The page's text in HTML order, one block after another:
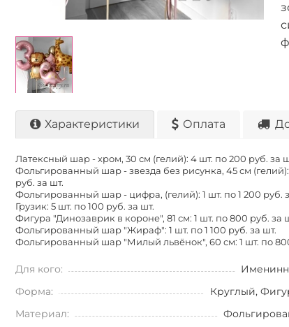
Характеристики Оплата
Латексный шар - хром, 30 см (гелий): 4 шт. по 200 руб. за
Фольгированный шар - звезда без рисунка, 45 см
руб. за шт.
Фольгированный шар - цифра, (гелий): 1 шт. по 1 200 руб.
Грузик: 5 шт. по 100 руб. за шт.
Фигура "Динозаврик в короне", 81 см: 1 шт. по 800 руб. за
Фольгированный шар "Жираф": 1 шт. по 1 100 руб. за шт.
Фольгированный шар "Милый львёнок", 60 см: 1 шт. по
Для кого:
Форма:
Круглый,
Материал: